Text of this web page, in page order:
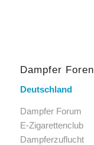
Dampfer Foren
Deutschland
Dampfer Forum
E-Zigarettenclub
Dampferzuflucht